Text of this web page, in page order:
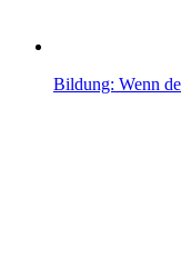
Bildung: Wenn